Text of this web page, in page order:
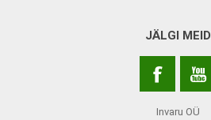
JÄLGI MEID
Invaru OÜ